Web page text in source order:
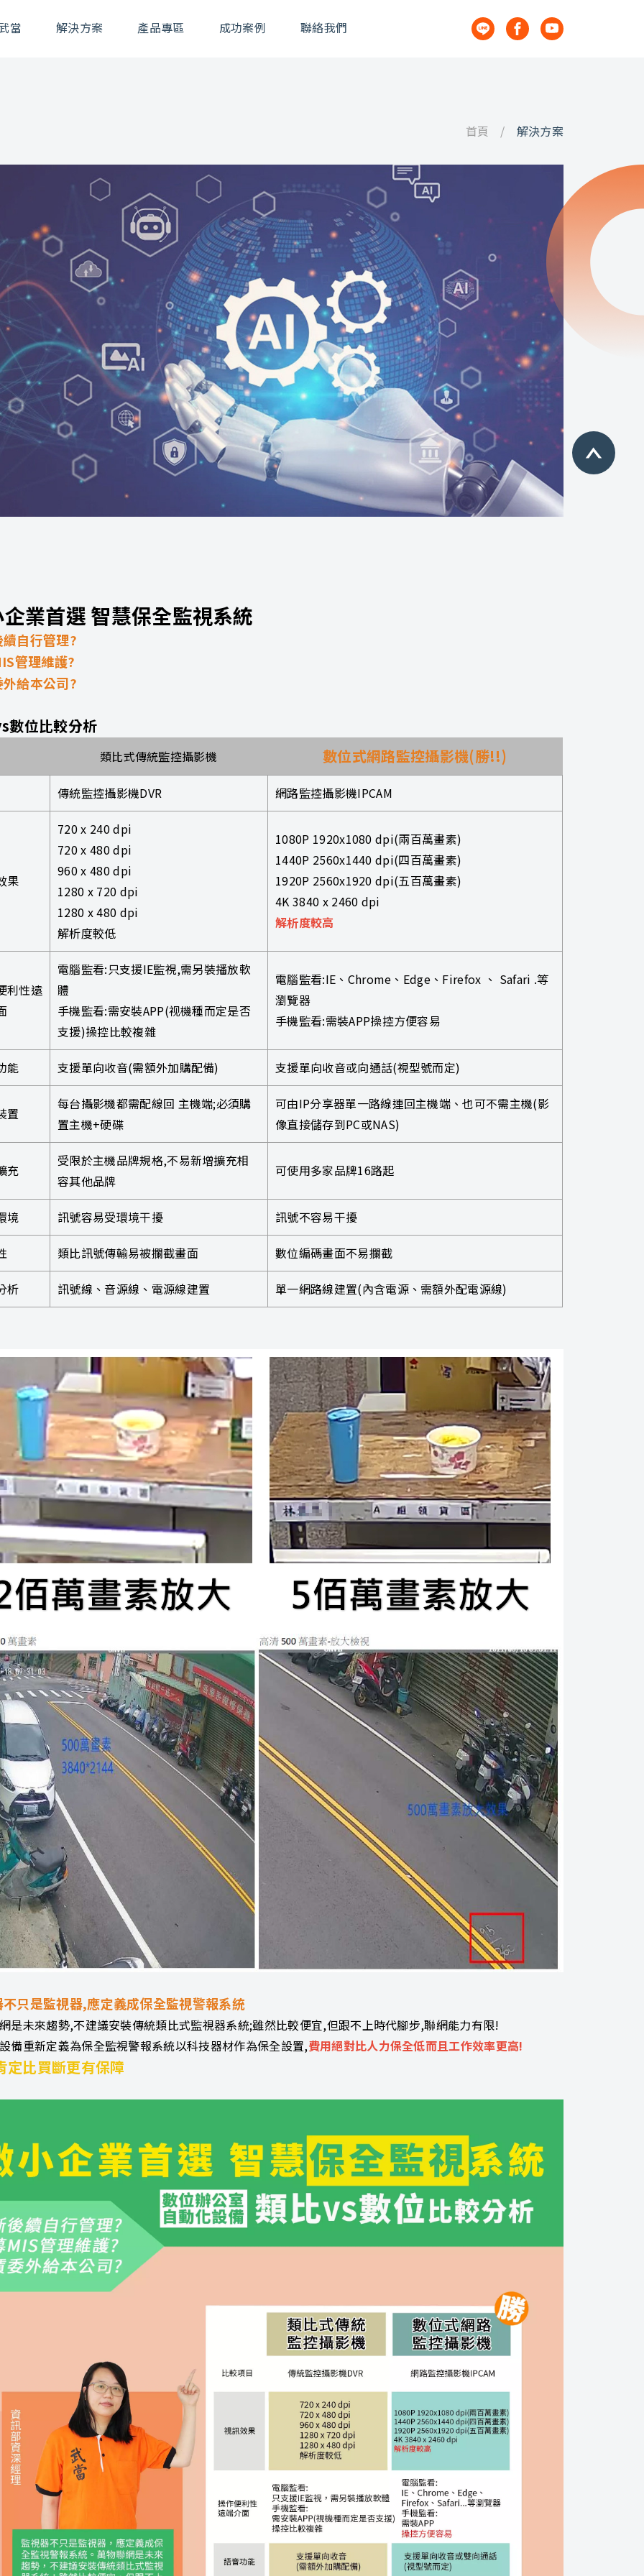
當 解決方案 產品專區 成功案例 聯絡我們
首頁 解決方案
業首選 智慧保全監視系統
自行管理?
管理維護?
給本公司?
數位比較分析
類比式傳統監控攝影機 數位式網路監控攝影機(勝!!)
傳統監控攝影機DVR 網路監控攝影機IPCAM
果
720 x 240 dpi
720 x 480 dpi
960 x 480 dpi
1280 x 720 dpi
1280 x 480 dpi
解析度較低
1080P 1920x1080 dpi(兩百萬畫素)
1440P 2560x1440 dpi(四百萬畫素)
1920P 2560x1920 dpi(五百萬畫素)
4K 3840 x 2460 dpi
解析度較高
利性遠
電腦監看:只支援IE監視,需另裝播放軟
體
手機監看:需安裝APP(视機種而定是否
支援)操控比較複雜
電腦監看:IE、Chrome、Edge、Firefox 、 Safari .等
瀏覽器
手機監看:需裝APP操控方便容易
能 支援單向收音(需額外加購配備) 支援單向收音或向通話(視型號而定)
置
每台攝影機都需配線回 主機端;必須購
置主機+硬碟
可由IP分享器單一路線連回主機端、也可不需主機(影
像直接儲存到PC或NAS)
充
受限於主機品牌規格,不易新增擴充相
容其他品牌
可使用多家品牌16路起
境 訊號容易受環境干擾 訊號不容易干擾
類比訊號傳輸易被攔截畫面 數位編碼畫面不易攔截
析 訊號線、音源線、電源線建置 單一網路線建置(內含電源、需額外配電源線)
只是監視器,應定義成保全監視警報系統
是未來趨勢,不建議安裝傳統類比式監視器系統;雖然比較便宜,但跟不上時代腳步,聯網能力有限!
備重新定義為保全監視警報系統以科技器材作為保全設置,費用絕對比人力保全低而且工作效率更高!
定比買斷更有保障